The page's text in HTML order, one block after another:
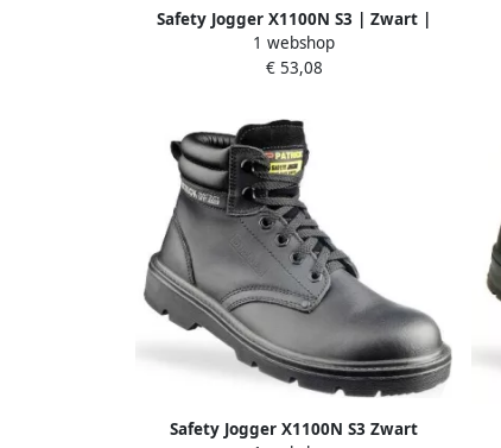
Safety Jogger X1100N S3 | Zwart |
11.118.022.37
1 webshop
€ 53,08
Safety Jogger X1100N S3 Zwart